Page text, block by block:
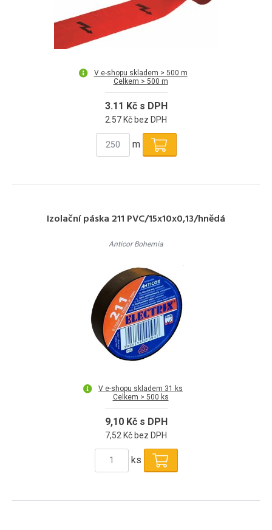
V e-shopu skladem > 500 m
Celkem > 500 m
3.11 Kč s DPH
2.57 Kč bez DPH
m
Izolační páska 211 PVC/15x10x0,13/hnědá
Anticor Bohemia
V e-shopu skladem 31 ks
Celkem > 500 ks
9,10 Kč s DPH
7,52 Kč bez DPH
ks